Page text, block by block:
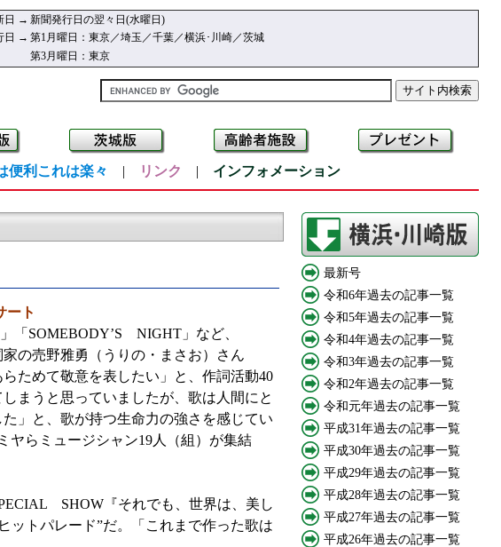
日 → 新聞発行日の翌々日(水曜日)
日 → 第1月曜日：東京／埼玉／千葉／横浜･川崎／茨城
第3月曜日：東京
便利これは楽々 | リンク | インフォメーション
ート
「SOMEBODY’S NIGHT」など、
の売野雅勇（うりの・まさお）さん
ためて敬意を表したい」と、作詞活動40
まうと思っていましたが、歌は人間にと
」と、歌が持つ生命力の強さを感じてい
ヤらミュージシャン19人（組）が集結
SHOW『それでも、世界は、美し
ットパレード”だ。「これまで作った歌は
最新号
令和6年過去の記事一覧
令和5年過去の記事一覧
令和4年過去の記事一覧
令和3年過去の記事一覧
令和2年過去の記事一覧
令和元年過去の記事一覧
平成31年過去の記事一覧
平成30年過去の記事一覧
平成29年過去の記事一覧
平成28年過去の記事一覧
平成27年過去の記事一覧
平成26年過去の記事一覧